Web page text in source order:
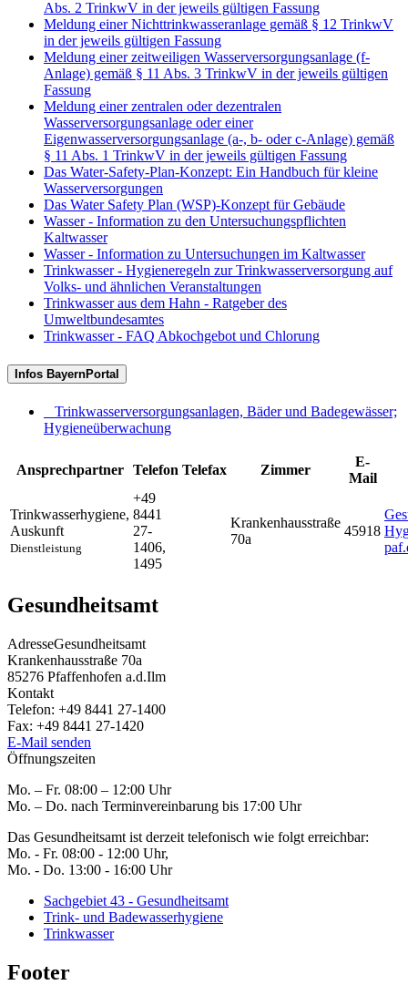
Abs. 2 TrinkwV in der jeweils gültigen Fassung
Meldung einer Nichttrinkwasseranlage gemäß § 12 TrinkwV
in der jeweils gültigen Fassung
Meldung einer zeitweiligen Wasserversorgungsanlage (f-
Anlage) gemäß § 11 Abs. 3 TrinkwV in der jeweils gültigen
Fassung
Meldung einer zentralen oder dezentralen
Wasserversorgungsanlage oder einer
Eigenwasserversorgungsanlage (a-, b- oder c-Anlage) gemäß
§ 11 Abs. 1 TrinkwV in der jeweils gültigen Fassung
Das Water-Safety-Plan-Konzept: Ein Handbuch für kleine
Wasserversorgungen
Das Water Safety Plan (WSP)-Konzept für Gebäude
Wasser - Information zu den Untersuchungspflichten
Kaltwasser
Wasser - Information zu Untersuchungen im Kaltwasser
Trinkwasser - Hygieneregeln zur Trinkwasserversorgung auf
Volks- und ähnlichen Veranstaltungen
Trinkwasser aus dem Hahn - Ratgeber des
Umweltbundesamtes
Trinkwasser - FAQ Abkochgebot und Chlorung
Infos BayernPortal
Trinkwasserversorgungsanlagen, Bäder und Badegewässer;
Hygieneüberwachung
Ansprechpartner Telefon Telefax Zimmer
E-
Mail
Trinkwasserhygiene,
Auskunft
Dienstleistung
+49
8441
27-
1406,
1495
Krankenhausstraße
70a
45918
Gesundheitsamt
AdresseGesundheitsamt
Krankenhausstraße 70a
85276 Pfaffenhofen a.d.Ilm
Kontakt
Telefon: +49 8441 27-1400
Fax: +49 8441 27-1420
E-Mail senden
Öffnungszeiten
Mo. – Fr. 08:00 – 12:00 Uhr
Mo. – Do. nach Terminvereinbarung bis 17:00 Uhr
Das Gesundheitsamt ist derzeit telefonisch wie folgt erreichbar:
Mo. - Fr. 08:00 - 12:00 Uhr,
Mo. - Do. 13:00 - 16:00 Uhr
Sachgebiet 43 - Gesundheitsamt
Trink- und Badewasserhygiene
Trinkwasser
Footer